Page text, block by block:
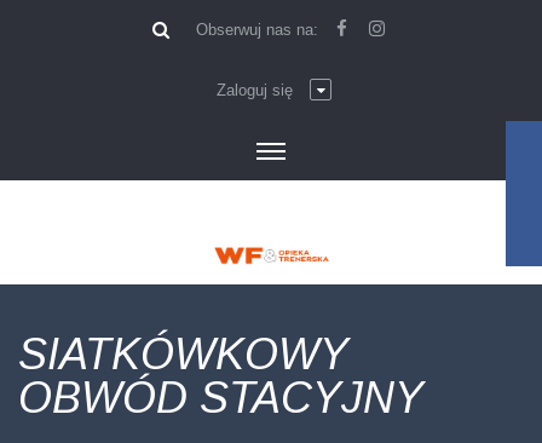
Obserwuj nas na:
Zaloguj się
SIATKÓWKOWY
OBWÓD STACYJNY